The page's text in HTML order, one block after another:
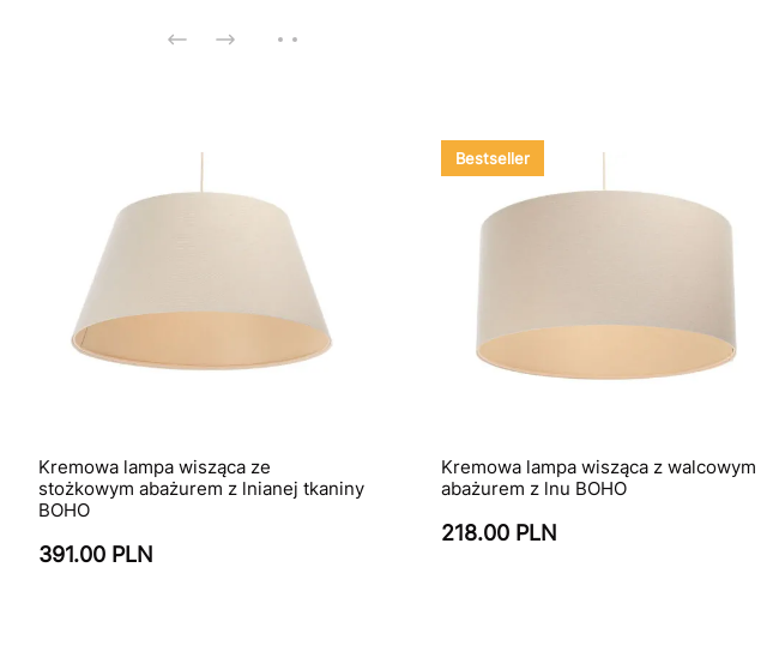
Kremowa lampa wisząca ze
stożkowym abażurem z lnianej tkaniny
BOHO
391.00 PLN
Bestseller
Kremowa lampa wisząca z walcowym
abażurem z lnu BOHO
218.00 PLN